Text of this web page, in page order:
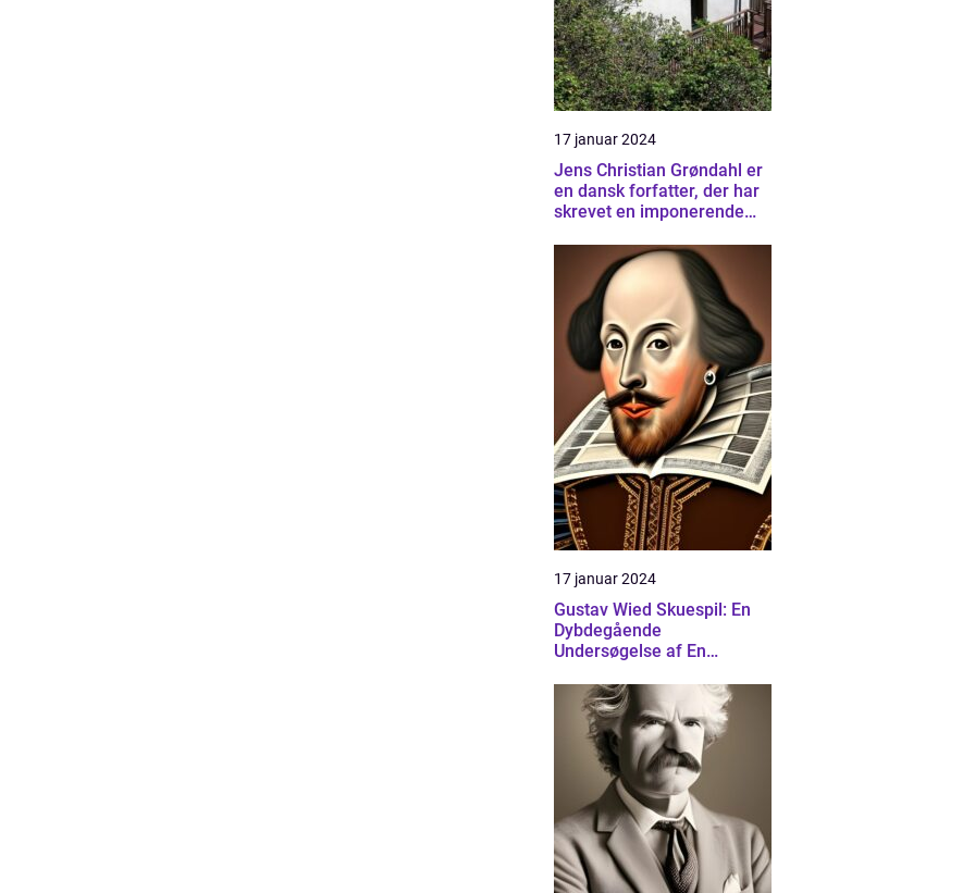
17 januar 2024
Jens Christian Grøndahl er
en dansk forfatter, der har
skrevet en imponerende
debut i 1985
17 januar 2024
Gustav Wied Skuespil: En
Dybdegående
Undersøgelse af En